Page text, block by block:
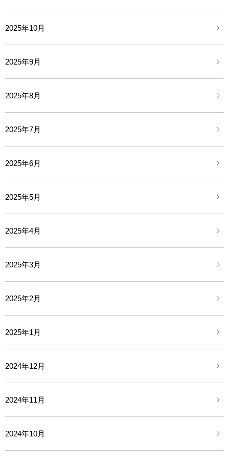
2025年10月
2025年9月
2025年8月
2025年7月
2025年6月
2025年5月
2025年4月
2025年3月
2025年2月
2025年1月
2024年12月
2024年11月
2024年10月